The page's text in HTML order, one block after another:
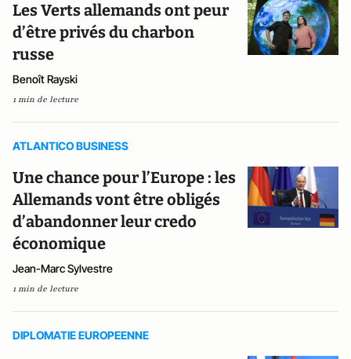
Les Verts allemands ont peur
d’être privés du charbon
russe
Benoît Rayski
1 min de lecture
ATLANTICO BUSINESS
Une chance pour l’Europe : les
Allemands vont être obligés
d’abandonner leur credo
économique
Jean-Marc Sylvestre
1 min de lecture
DIPLOMATIE EUROPEENNE